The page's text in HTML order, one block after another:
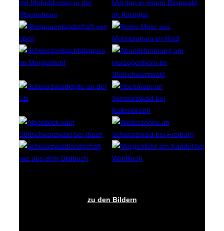
zu den Bildern